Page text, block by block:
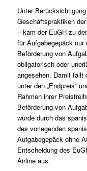
Unter
Geschäftspraktiken
– kam der EuGH zu
für Aufgabegepäck
Beförderung von
obligatorisch oder
angesehen. Damit fällt
unter den „Endpreis“
Rahmen ihrer
Beförderung von
wurde durch das
des vorlegenden
Aufgabegepäck ohne
Entscheidung des
Airline aus.